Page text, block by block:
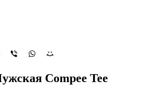
Compee Tee